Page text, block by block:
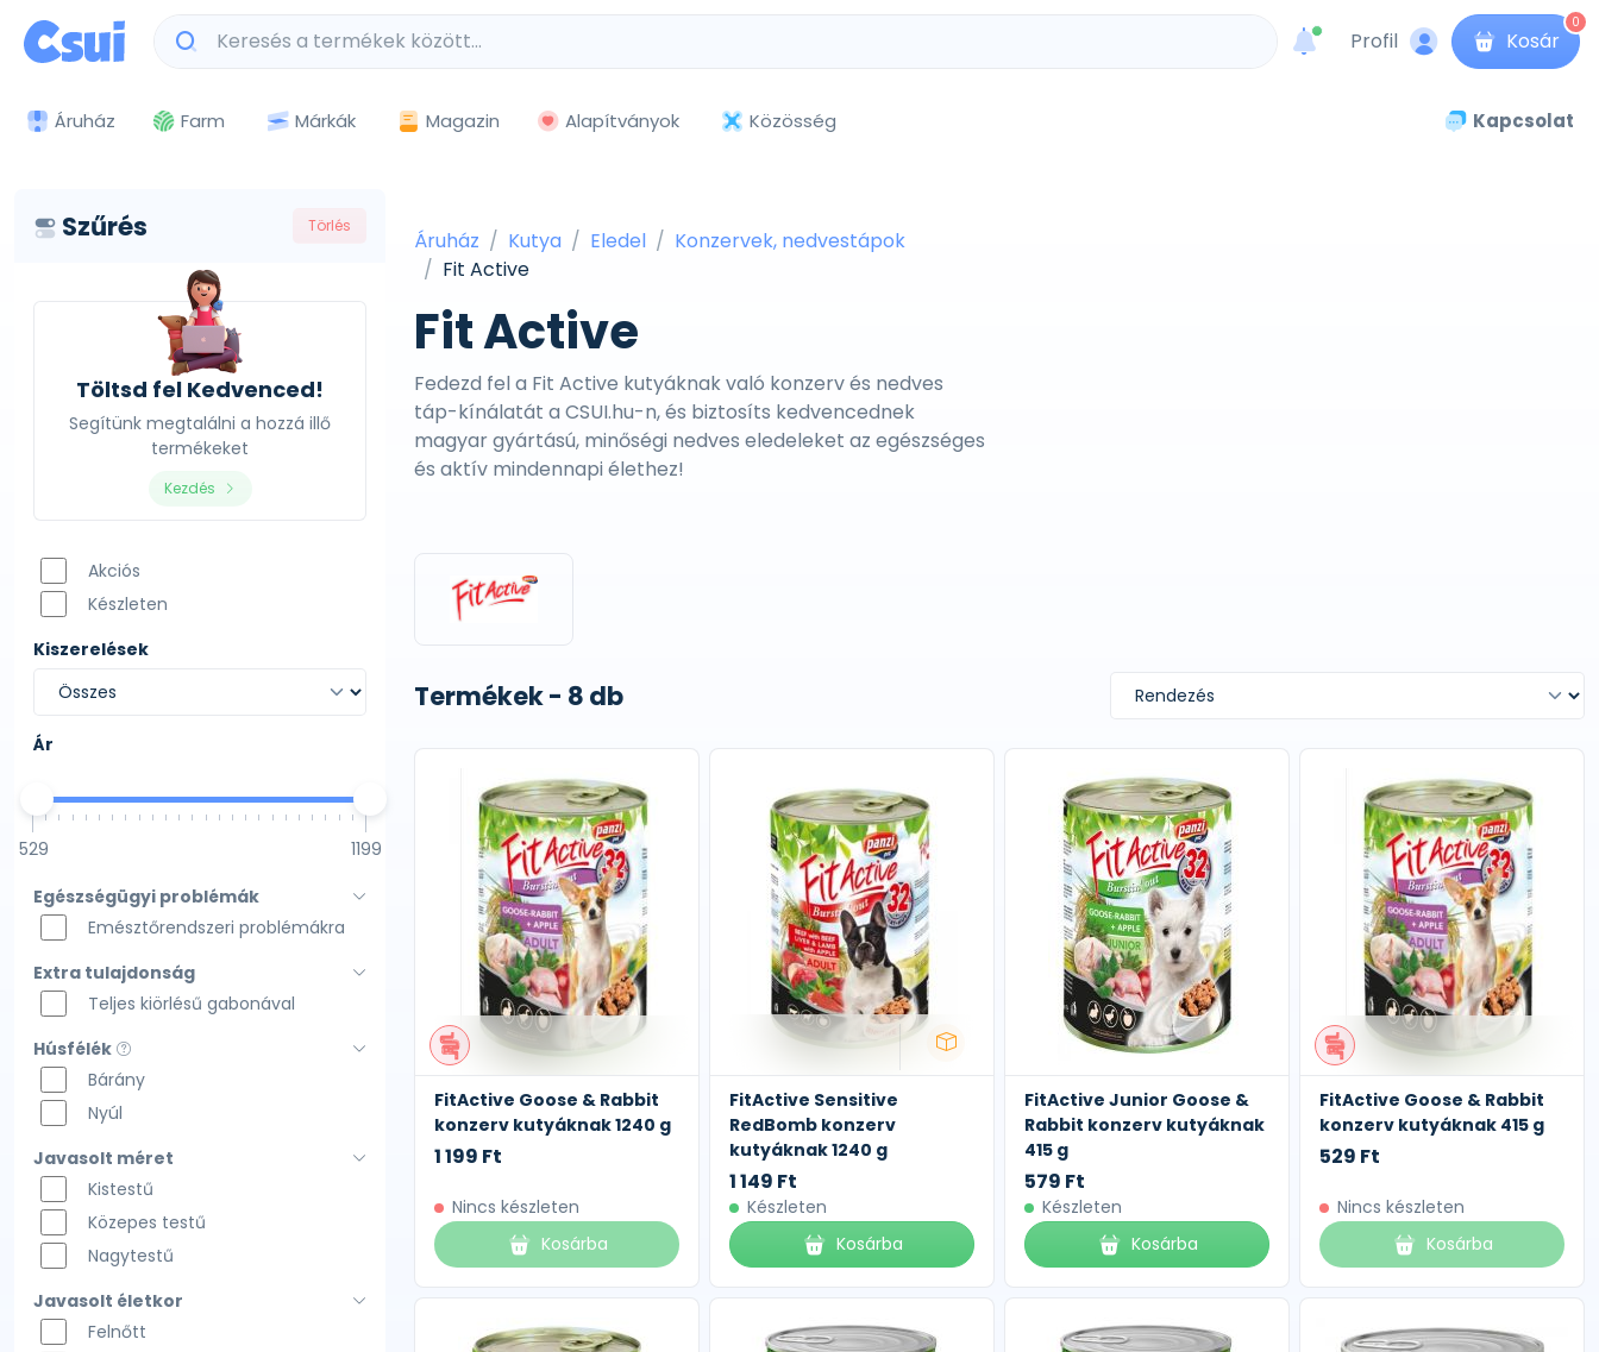
unread messages
Profil Kosár
0
Áruház Farm Márkák Magazin Alapítványok Közösség Kapcsolat
Szűrés Törlés
Töltsd fel Kedvenced!
Segítünk megtalálni a hozzá illő
termékeket
Kezdés
Akciós
Készleten
Kiszerelések
Ár
529 1199
Egészségügyi problémák
Emésztőrendszeri problémákra
Extra tulajdonság
Teljes kiörlésű gabonával
Húsfélék
Bárány
Nyúl
Javasolt méret
Kistestű
Közepes testű
Nagytestű
Javasolt életkor
Felnőtt
Áruház Kutya Eledel
Konzervek, nedvestápok
Fit Active
Fit Active
Fedezd fel a Fit Active kutyáknak való konzerv és nedves
táp-kínálatát a CSUI.hu-n, és biztosíts kedvencednek
magyar gyártású, minőségi nedves eledeleket az egészséges
és aktív mindennapi élethez!
Termékek - 8 db
FitActive Goose & Rabbit
konzerv kutyáknak 1240 g
1 199 Ft
Nincs készleten
Kosárba
FitActive Sensitive
RedBomb konzerv
kutyáknak 1240 g
1 149 Ft
Készleten
Kosárba
FitActive Junior Goose &
Rabbit konzerv kutyáknak
415 g
579 Ft
Készleten
Kosárba
FitActive Goose & Rabbit
konzerv kutyáknak 415 g
529 Ft
Nincs készleten
Kosárba